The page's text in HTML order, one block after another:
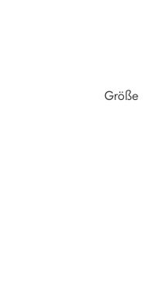
Größe